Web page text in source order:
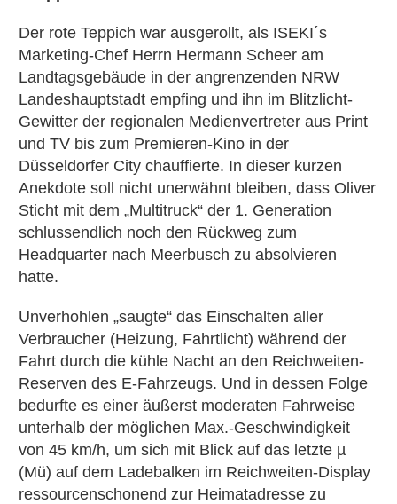
Der rote Teppich war ausgerollt, als ISEKI´s
Marketing-Chef Herrn Hermann Scheer am
Landtagsgebäude in der angrenzenden NRW
Landeshauptstadt empfing und ihn im Blitzlicht-
Gewitter der regionalen Medienvertreter aus Print
und TV bis zum Premieren-Kino in der
Düsseldorfer City chauffierte. In dieser kurzen
Anekdote soll nicht unerwähnt bleiben, dass Oliver
Sticht mit dem „Multitruck“ der 1. Generation
schlussendlich noch den Rückweg zum
Headquarter nach Meerbusch zu absolvieren
hatte.
Unverhohlen „saugte“ das Einschalten aller
Verbraucher (Heizung, Fahrtlicht) während der
Fahrt durch die kühle Nacht an den Reichweiten-
Reserven des E-Fahrzeugs. Und in dessen Folge
bedurfte es einer äußerst moderaten Fahrweise
unterhalb der möglichen Max.-Geschwindigkeit
von 45 km/h, um sich mit Blick auf das letzte µ
(Mü) auf dem Ladebalken im Reichweiten-Display
ressourcenschonend zur Heimatadresse zu